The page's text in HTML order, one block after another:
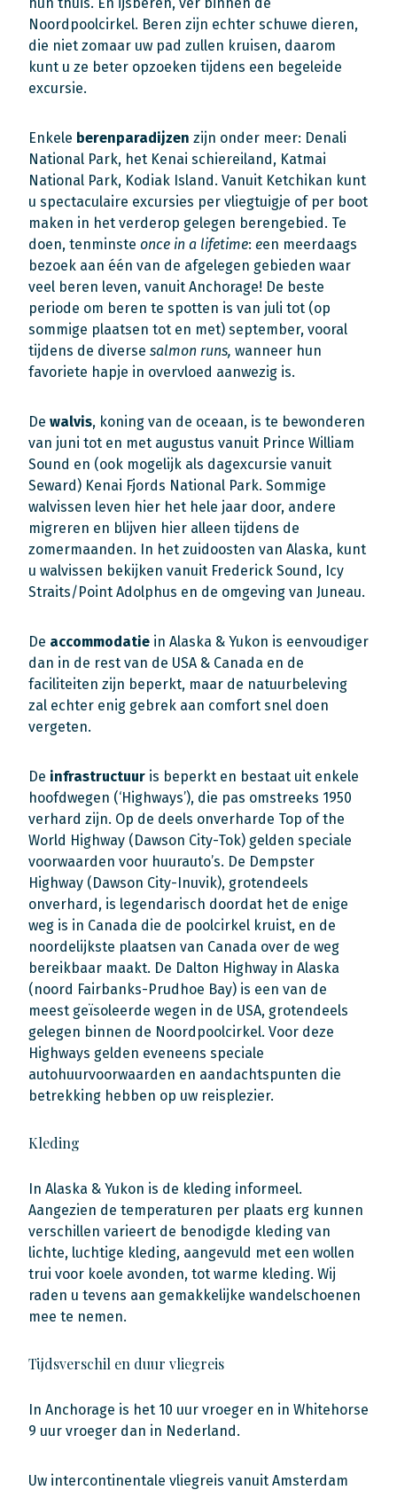
Noordpoolcirkel. Beren zijn echter schuwe dieren,
die niet zomaar uw pad zullen kruisen, daarom
kunt u ze beter opzoeken tijdens een begeleide
excursie.
Enkele berenparadijzen zijn onder meer: Denali
National Park, het Kenai schiereiland, Katmai
National Park, Kodiak Island. Vanuit Ketchikan kunt
u spectaculaire excursies per vliegtuigje of per boot
maken in het verderop gelegen berengebied. Te
doen, tenminste once in a lifetime: een meerdaags
bezoek aan één van de afgelegen gebieden waar
veel beren leven, vanuit Anchorage! De beste
periode om beren te spotten is van juli tot (op
sommige plaatsen tot en met) september, vooral
tijdens de diverse salmon runs, wanneer hun
favoriete hapje in overvloed aanwezig is.
De walvis, koning van de oceaan, is te bewonderen
van juni tot en met augustus vanuit Prince William
Sound en (ook mogelijk als dagexcursie vanuit
Seward) Kenai Fjords National Park. Sommige
walvissen leven hier het hele jaar door, andere
migreren en blijven hier alleen tijdens de
zomermaanden. In het zuidoosten van Alaska, kunt
u walvissen bekijken vanuit Frederick Sound, Icy
Straits/Point Adolphus en de omgeving van Juneau.
De accommodatie in Alaska & Yukon is eenvoudiger
dan in de rest van de USA & Canada en de
faciliteiten zijn beperkt, maar de natuurbeleving
zal echter enig gebrek aan comfort snel doen
vergeten.
De infrastructuur is beperkt en bestaat uit enkele
hoofdwegen (‘Highways’), die pas omstreeks 1950
verhard zijn. Op de deels onverharde Top of the
World Highway (Dawson City-Tok) gelden speciale
voorwaarden voor huurauto’s. De Dempster
Highway (Dawson City-Inuvik), grotendeels
onverhard, is legendarisch doordat het de enige
weg is in Canada die de poolcirkel kruist, en de
noordelijkste plaatsen van Canada over de weg
bereikbaar maakt. De Dalton Highway in Alaska
(noord Fairbanks-Prudhoe Bay) is een van de
meest geïsoleerde wegen in de USA, grotendeels
gelegen binnen de Noordpoolcirkel. Voor deze
Highways gelden eveneens speciale
autohuurvoorwaarden en aandachtspunten die
betrekking hebben op uw reisplezier.
Kleding
In Alaska & Yukon is de kleding informeel.
Aangezien de temperaturen per plaats erg kunnen
verschillen varieert de benodigde kleding van
lichte, luchtige kleding, aangevuld met een wollen
trui voor koele avonden, tot warme kleding. Wij
raden u tevens aan gemakkelijke wandelschoenen
mee te nemen.
Tijdsverschil en duur vliegreis
In Anchorage is het 10 uur vroeger en in Whitehorse
9 uur vroeger dan in Nederland.
Uw intercontinentale vliegreis vanuit Amsterdam